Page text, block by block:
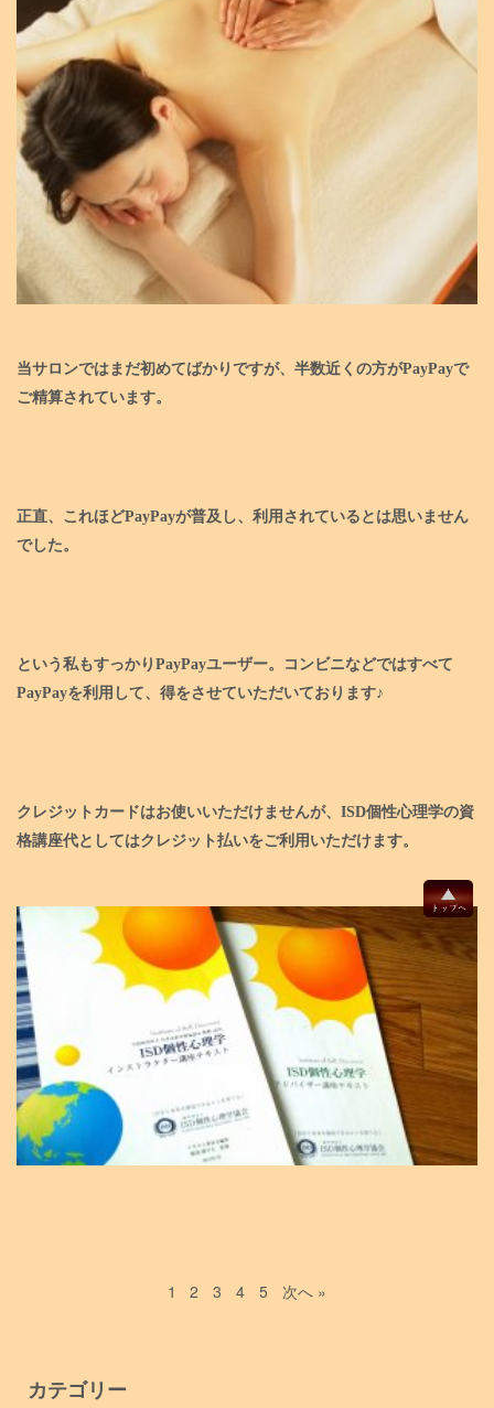
当サロンではまだ初めてばかりですが、半数近くの方がPayPayで
ご精算されています。
正直、これほどPayPayが普及し、利用されているとは思いません
でした。
という私もすっかりPayPayユーザー。コンビニなどではすべて
PayPayを利用して、得をさせていただいております♪
クレジットカードはお使いいただけませんが、ISD個性心理学の資
格講座代としてはクレジット払いをご利用いただけます。
1 2 3 4 5 次へ »
カテゴリー